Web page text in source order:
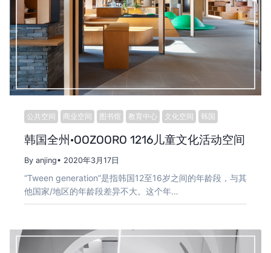
公共空间 商业空间 图书馆 教育中心 文化空间 韩国
韩国全州·OOZOORO 1216儿童文化活动空间
By anjing• 2020年3月17日
“Tween generation”是指韩国12至16岁之间的年龄段，与其
他国家/地区的年龄段差异不大。这个年…